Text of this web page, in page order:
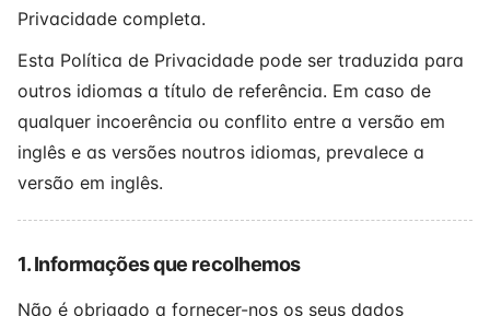
Privacidade completa.
Esta Política de Privacidade pode ser traduzida para
outros idiomas a título de referência. Em caso de
qualquer incoerência ou conflito entre a versão em
inglês e as versões noutros idiomas, prevalece a
versão em inglês.
1. Informações que recolhemos
Não é obrigado a fornecer-nos os seus dados